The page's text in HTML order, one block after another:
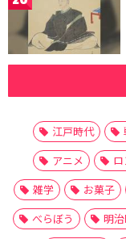
江戸時代
アニメ
雑学
お菓子
べらぼう
明